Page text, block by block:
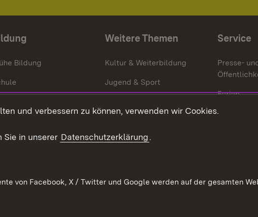
Bildung
Weitere Themen
Kultur & Weiterbildung
Jugend & Sport
Service
Presse-
Ferien
Stellen
und verbessern zu können, verwenden wir Cookies.
Sie in unserer Datenschutzerklärung.
von Facebook, X / Twitter und Google werden auf der gesamten